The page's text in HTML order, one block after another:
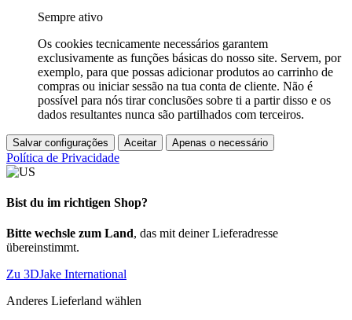
Sempre ativo
Os cookies tecnicamente necessários garantem
exclusivamente as funções básicas do nosso site. Servem, por
exemplo, para que possas adicionar produtos ao carrinho de
compras ou iniciar sessão na tua conta de cliente. Não é
possível para nós tirar conclusões sobre ti a partir disso e os
dados resultantes nunca são partilhados com terceiros.
Salvar configurações Aceitar Apenas o necessário
Política de Privacidade
Bist du im richtigen Shop?
Bitte wechsle zum Land, das mit deiner Lieferadresse
übereinstimmt.
Zu 3DJake International
Anderes Lieferland wählen